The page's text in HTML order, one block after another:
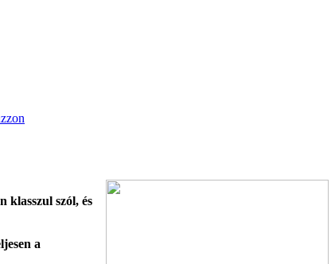
klasszul szól, és
a